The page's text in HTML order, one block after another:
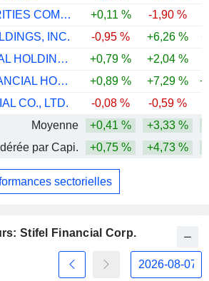
CITIC SECURITIES COMPANY LIMITED
+0,11 % -1,90 %
INC.
-0,95 % +6,26 %
LPL FINANCIAL HOLDINGS INC.
+0,79 % +2,04 %
YUANTA FINANCIAL HOLDING CO., LTD.
+0,89 % +7,29 %
CO., LTD.
-0,08 % -0,59 %
Moyenne
+0,41 % +3,33 %
par Capi.
+0,75 % +4,73 %
sectorielles
Stifel Financial Corp.